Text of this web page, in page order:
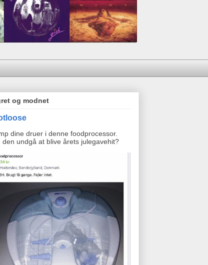
og modnet
dine druer i denne foodprocessor.
den undgå at blive årets julegavehit?